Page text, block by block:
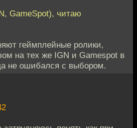
GameSpot), читаю
геймплейные ролики,
на тех же IGN и Gamespot в
не ошибался с выбором.